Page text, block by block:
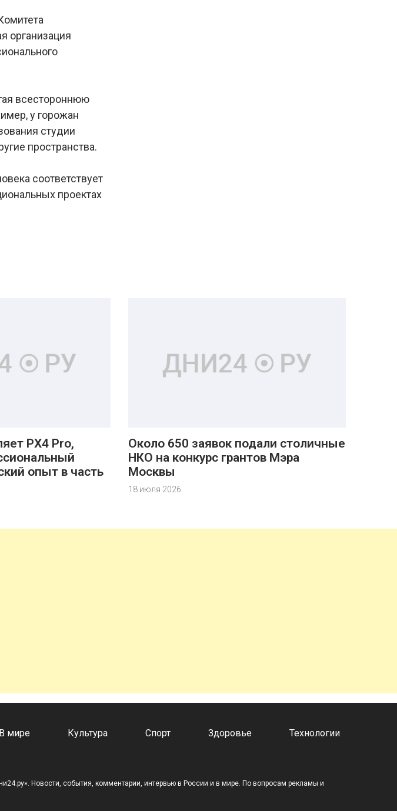
организация
всестороннюю
у горожан
студии
пространства.
соответствует
проектах
PX4 Pro,
опыт в часть
Около 650 заявок подали столичные
НКО на конкурс грантов Мэра
Москвы
18 июля 2026
В мире Культура Спорт Здоровье Технологии
Новости, события, комментарии, интервью в России и в мире. По вопросам рекламы и